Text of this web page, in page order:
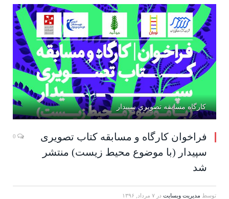
كارگاه مسابقه تصويري سپيدار
فراخوان کارگاه و مسابقه کتاب تصویری
سپیدار (با موضوع محیط زیست) منتشر
شد
توسط مدیریت وبسایت در ۷ مرداد, ۱۳۹۶